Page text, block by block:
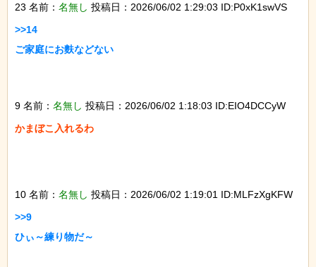
23 名前： 名無し 投稿日：2026/06/02 1:29:03 ID:P0xK1swVS
>>14
ご家庭にお麩などない
9 名前： 名無し 投稿日：2026/06/02 1:18:03 ID:EIO4DCCyW
かまぼこ入れるわ
10 名前： 名無し 投稿日：2026/06/02 1:19:01 ID:MLFzXgKFW
>>9
ひぃ～練り物だ～